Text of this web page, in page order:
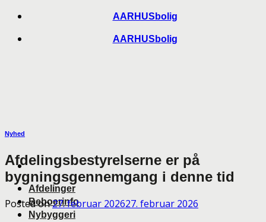
Skip
content
AARHUSbolig
AARHUSbolig
Afdelinger
Beboerinfo
Nybyggeri
Nyhed
Afdelingsbestyrelserne er på
bygningsgennemgang i denne tid
Posted on27. februar 202627. februar 2026